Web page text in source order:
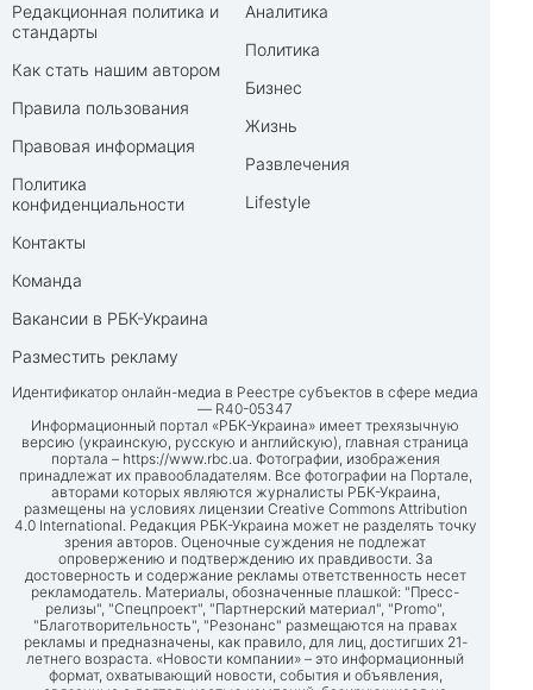
Редакционная политика и
стандарты
Как стать нашим автором
Правила пользования
Правовая информация
Политика
конфиденциальности
Контакты
Команда
Вакансии в РБК-Украина
Разместить рекламу
Аналитика
Политика
Бизнес
Жизнь
Развлечения
Lifestyle
Идентификатор онлайн-медиа в Реестре субъектов в сфере медиа
— R40-05347
Информационный портал «РБК-Украина» имеет трехязычную
версию (украинскую, русскую и английскую), главная страница
портала – https://www.rbc.ua. Фотографии, изображения
принадлежат их правообладателям. Все фотографии на Портале,
авторами которых являются журналисты РБК-Украина,
размещены на условиях лицензии Creative Commons Attribution
4.0 International. Редакция РБК-Украина может не разделять точку
зрения авторов. Оценочные суждения не подлежат
опровержению и подтверждению их правдивости. За
достоверность и содержание рекламы ответственность несет
рекламодатель. Материалы, обозначенные плашкой: "Пресс-
релизы", "Спецпроект", "Партнерский материал", "Promo",
"Благотворительность", "Резонанс" размещаются на правах
рекламы и предназначены, как правило, для лиц, достигших 21-
летнего возраста. «Новости компании» – это информационный
формат, охватывающий новости, события и объявления,